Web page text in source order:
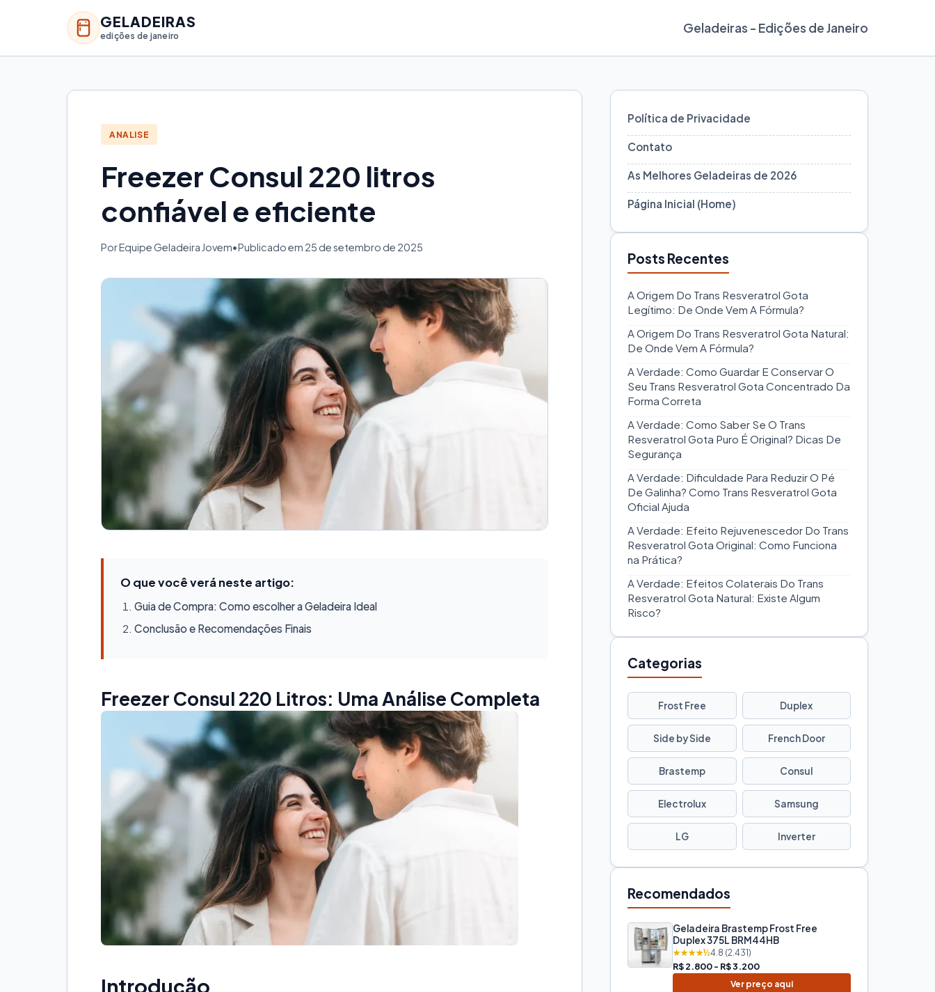
GELADEIRAS
edições de janeiro Geladeiras - Edições de Janeiro
ANALISE
Freezer Consul 220 litros
confiável e eficiente
Por Equipe Geladeira Jovem•Publicado em 25 de setembro de 2025
O que você verá neste artigo:
Guia de Compra: Como escolher a Geladeira Ideal
Conclusão e Recomendações Finais
Freezer Consul 220 Litros: Uma Análise Completa
Introdução
Política de Privacidade
Contato
As Melhores Geladeiras de 2026
Página Inicial (Home)
Posts Recentes
A Origem Do Trans Resveratrol Gota
Legítimo: De Onde Vem A Fórmula?
A Origem Do Trans Resveratrol Gota Natural:
De Onde Vem A Fórmula?
A Verdade: Como Guardar E Conservar O
Seu Trans Resveratrol Gota Concentrado Da
Forma Correta
A Verdade: Como Saber Se O Trans
Resveratrol Gota Puro É Original? Dicas De
Segurança
A Verdade: Dificuldade Para Reduzir O Pé
De Galinha? Como Trans Resveratrol Gota
Oficial Ajuda
A Verdade: Efeito Rejuvenescedor Do Trans
Resveratrol Gota Original: Como Funciona
na Prática?
A Verdade: Efeitos Colaterais Do Trans
Resveratrol Gota Natural: Existe Algum
Risco?
Categorias
Frost Free Duplex
Side by Side French Door
Brastemp Consul
Electrolux Samsung
LG Inverter
Recomendados
Geladeira Brastemp Frost Free
Duplex 375L BRM44HB
★★★★½4.8 (2.431)
R$ 2.800 - R$ 3.200
Ver preço aqui